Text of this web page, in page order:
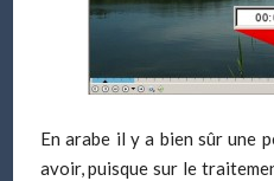
En arabe il y a bien sûr une
avoir, puisque sur le